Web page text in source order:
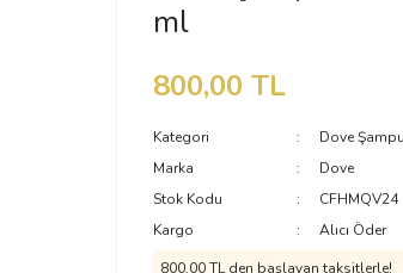
ml
800,00 TL
Kategori
Dove
Marka
Dove
Stok Kodu
CFHMQV24
Kargo
Alıcı Öder
800,00 TL den başlayan taksitlerle!